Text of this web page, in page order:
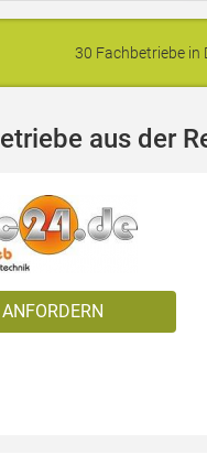
30 Fachbetriebe in
aus der